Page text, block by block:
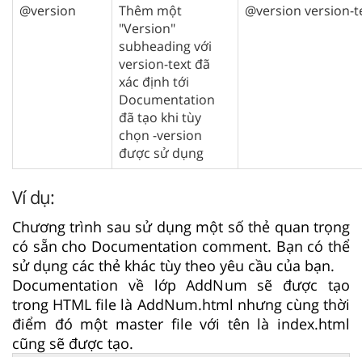
@version
Thêm một
"Version"
subheading với
version-text đã
xác định tới
Documentation
đã tạo khi tùy
chọn -version
được sử dụng
@version version-
Ví dụ:
Chương trình sau sử dụng một số thẻ quan trọng
có sẵn cho Documentation comment. Bạn có thể
sử dụng các thẻ khác tùy theo yêu cầu của bạn.
Documentation về lớp AddNum sẽ được tạo
trong HTML file là AddNum.html nhưng cùng thời
điểm đó một master file với tên là index.html
cũng sẽ được tạo.